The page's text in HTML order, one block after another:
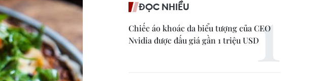
ĐỌC NHIỀU
Chiếc áo khoác da biểu tượng của CEO
Nvidia được đấu giá gần 1 triệu USD